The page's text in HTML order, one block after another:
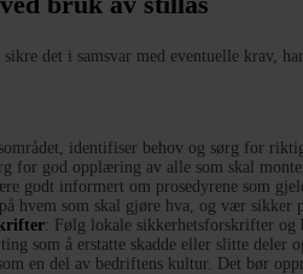
det i samsvar med eventuelle krav,
identifiser behov og sørg for
for god opplæring av alle som skal
godt informert om prosedyrene som
hvem som skal gjøre hva, og vær
: Følg lokale sikkerhetsforskrifter og
som å erstatte skadde eller slitte deler
en del av bedriftens kultur. Det bør